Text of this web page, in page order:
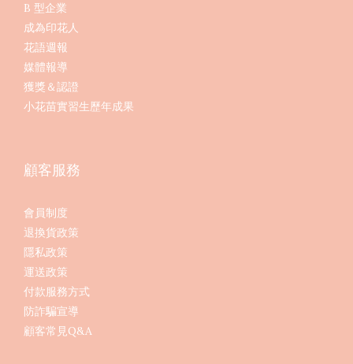
B 型企業
成為印花人
花語週報
媒體報導
獲獎＆認證
小花苗實習生歷年成果
顧客服務
會員制度
退換貨政策
隱私政策
運送政策
付款服務方式
防詐騙宣導
顧客常見Q&A